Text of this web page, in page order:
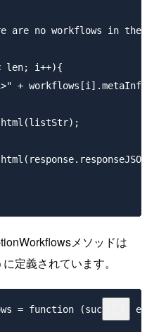
are no workflows in
len; i++){
+
メソッドは
定義されています。
= function (success,